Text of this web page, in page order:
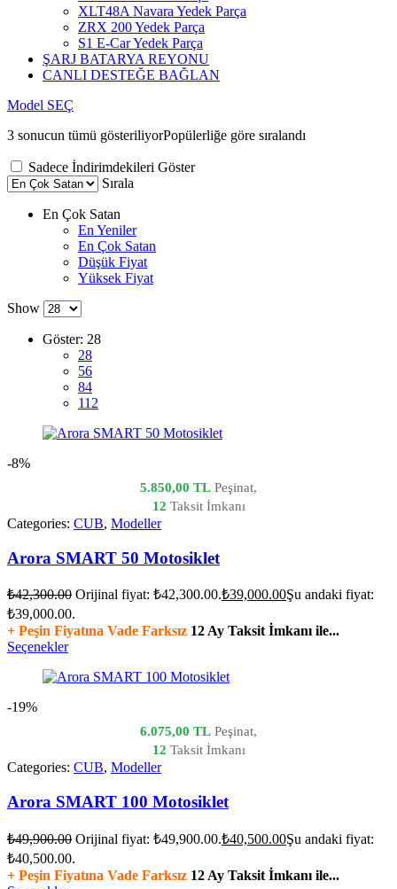
XLT48A Navara Yedek Parça
ZRX 200 Yedek Parça
S1 E-Car Yedek Parça
ŞARJ BATARYA REYONU
CANLI DESTEĞE BAĞLAN
Model SEÇ
3 sonucun tümü gösteriliyorPopülerliğe göre sıralandı
Sadece İndirimdekileri Göster
Sırala
En Çok Satan
En Yeniler
En Çok Satan
Düşük Fiyat
Yüksek Fiyat
Show
Göster: 28
28
56
84
112
-8%
5.850,00 TL Peşinat,
12 Taksit İmkanı
Categories: CUB, Modeller
Arora SMART 50 Motosiklet
₺42,300.00 Orijinal fiyat: ₺42,300.00.₺39,000.00Şu andaki fiyat:
₺39,000.00.
+ Peşin Fiyatına Vade Farksız 12 Ay Taksit İmkanı ile...
Seçenekler
-19%
6.075,00 TL Peşinat,
12 Taksit İmkanı
Categories: CUB, Modeller
Arora SMART 100 Motosiklet
₺49,900.00 Orijinal fiyat: ₺49,900.00.₺40,500.00Şu andaki fiyat:
₺40,500.00.
+ Peşin Fiyatına Vade Farksız 12 Ay Taksit İmkanı ile...